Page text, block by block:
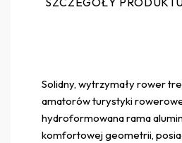
Solidny, wytrzymały rower
amatorów turystyki
hydroformowana rama
komfortowej geometrii,